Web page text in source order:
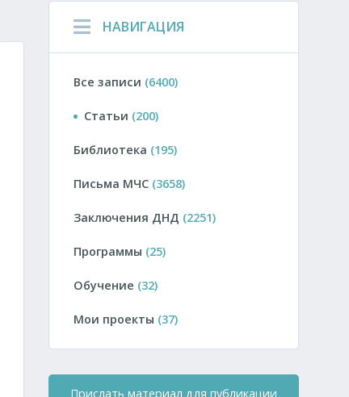
НАВИГАЦИЯ
Все записи (6400)
Статьи (200)
Библиотека (195)
Письма МЧС (3658)
Заключения ДНД (2251)
Программы (25)
Обучение (32)
Мои проекты (37)
Прислать материал для публикации